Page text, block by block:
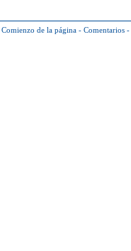
Comienzo de la página - Comentarios -